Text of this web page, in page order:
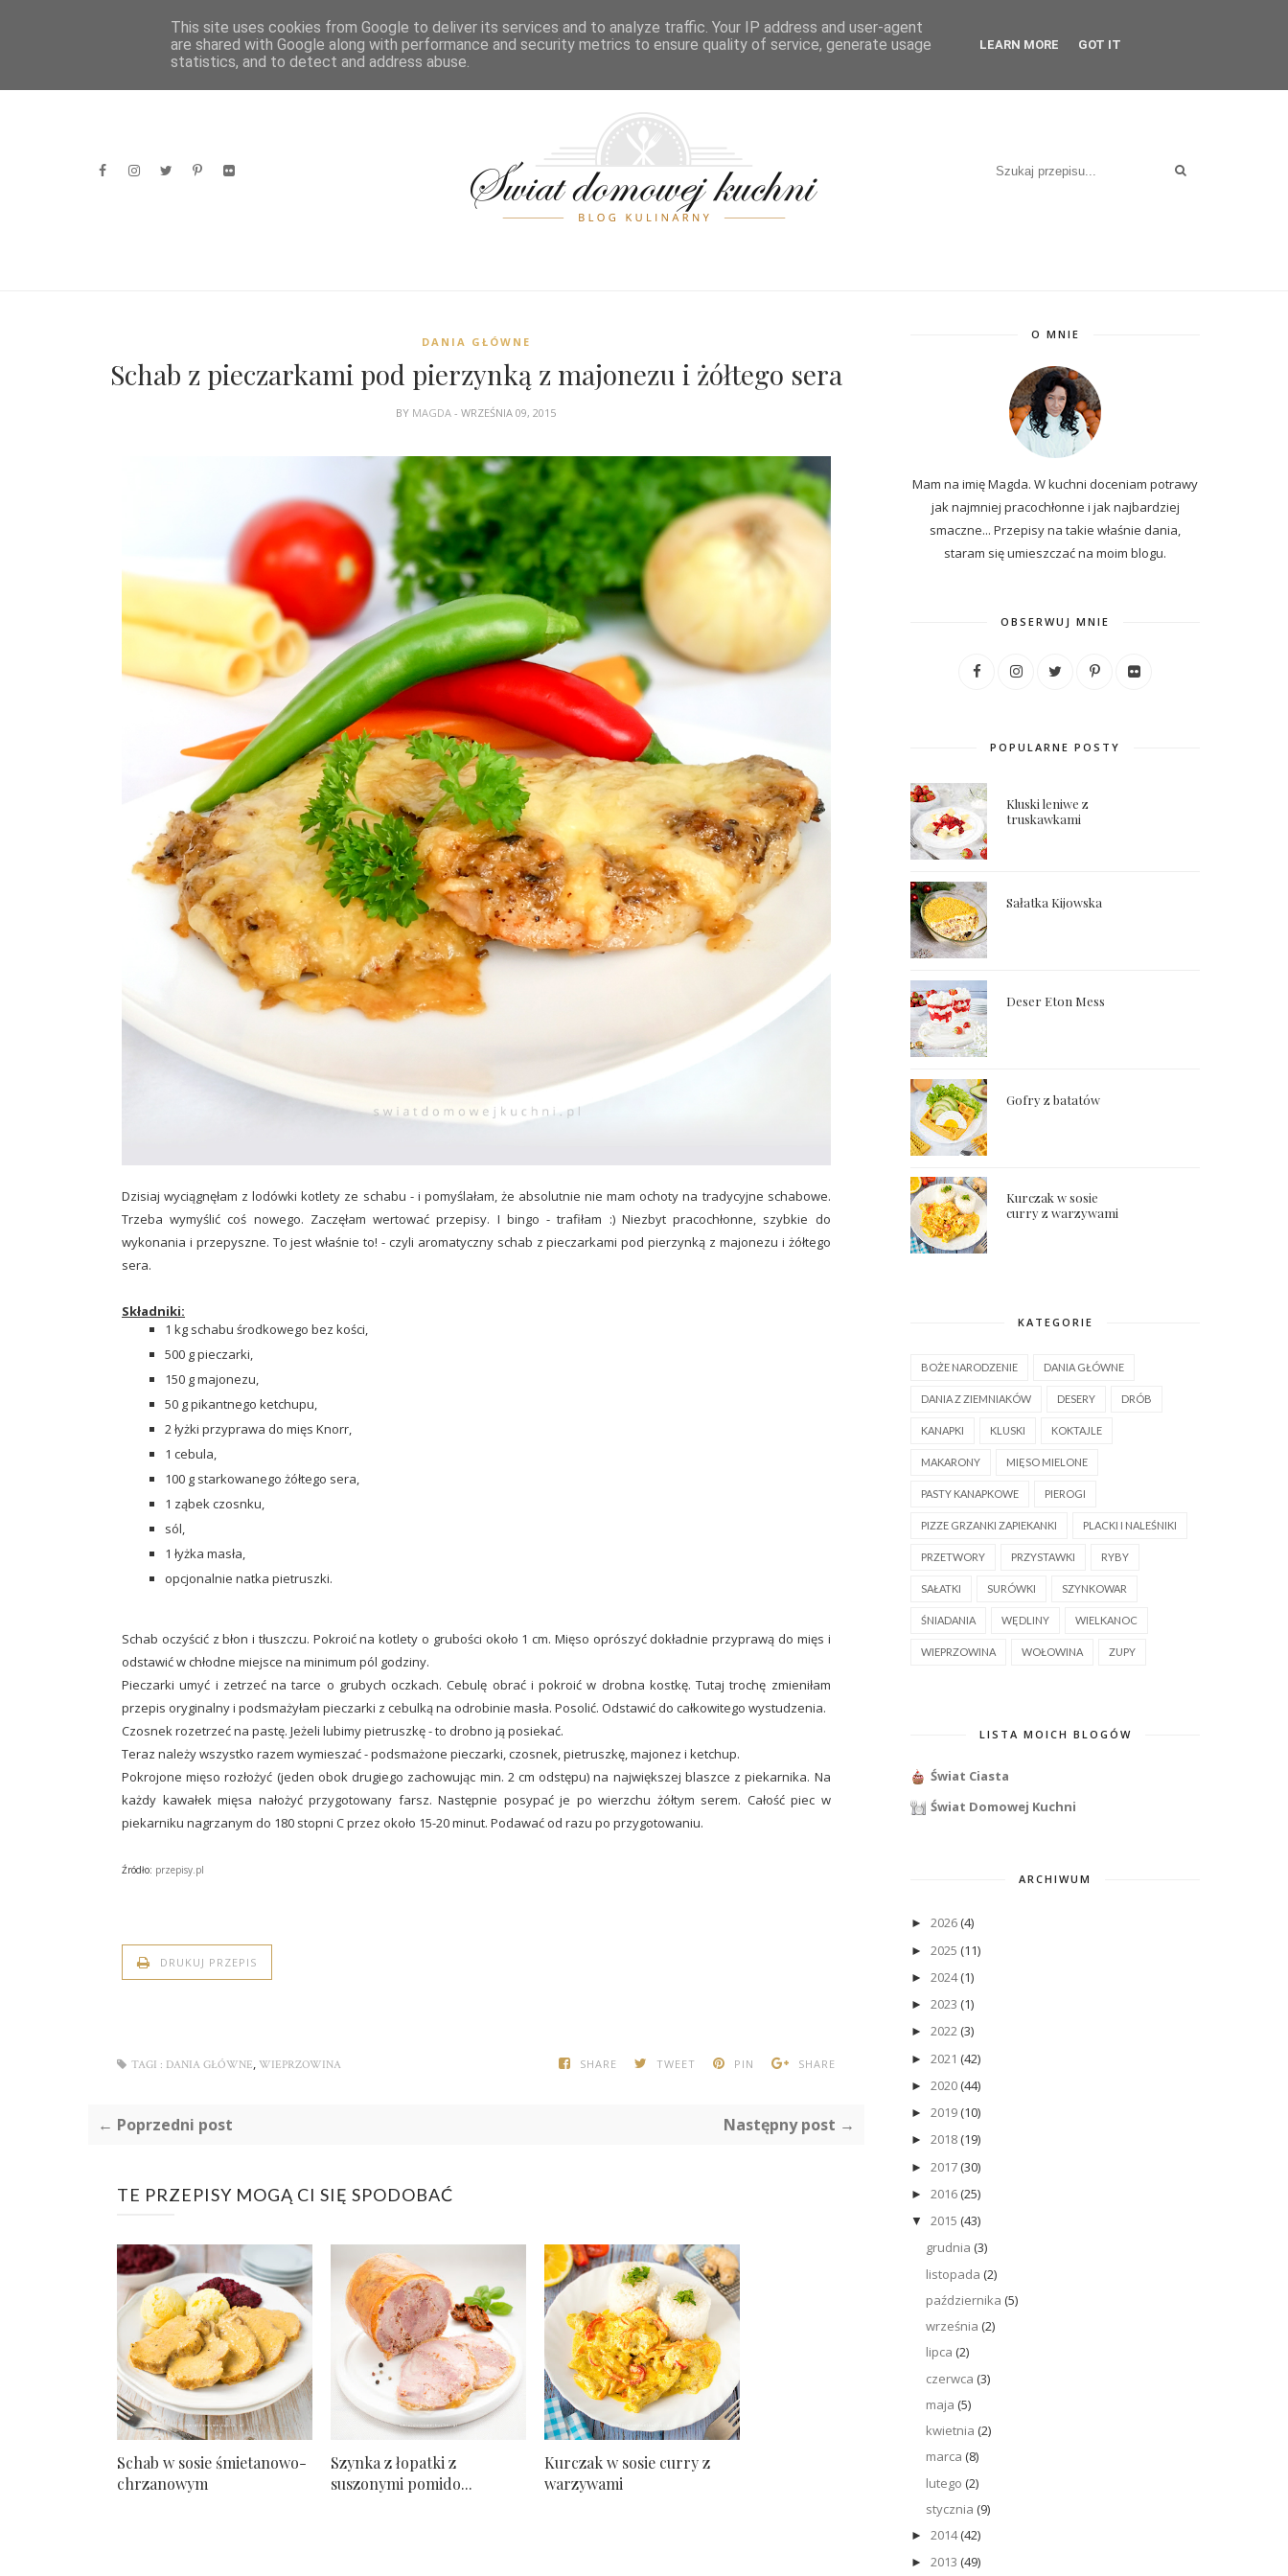
HOME POSIŁKI ŚWIĘTA PRZELICZNIKI SPIS TREŚCI KONTAKT
DANIA GŁÓWNE
Schab z pieczarkami pod pierzynką z majonezu i żółtego sera
BY MAGDA- WRZEŚNIA 09, 2015
Dzisiaj wyciągnęłam z lodówki kotlety ze schabu - i pomyślałam, że absolutnie nie mam ochoty na tradycyjne schabowe.
Trzeba wymyślić coś nowego. Zaczęłam wertować przepisy. I bingo - trafiłam :) Niezbyt pracochłonne, szybkie do
wykonania i przepyszne. To jest właśnie to! - czyli aromatyczny schab z pieczarkami pod pierzynką z majonezu i żółtego
sera.
Składniki:
1 kg schabu środkowego bez kości,
500 g pieczarki,
150 g majonezu,
50 g pikantnego ketchupu,
2 łyżki przyprawa do mięs Knorr,
1 cebula,
100 g starkowanego żółtego sera,
1 ząbek czosnku,
sól,
1 łyżka masła,
opcjonalnie natka pietruszki.
Schab oczyścić z błon i tłuszczu. Pokroić na kotlety o grubości około 1 cm. Mięso oprószyć dokładnie przyprawą do mięs i
odstawić w chłodne miejsce na minimum pól godziny.
Pieczarki umyć i zetrzeć na tarce o grubych oczkach. Cebulę obrać i pokroić w drobna kostkę. Tutaj trochę zmieniłam
przepis oryginalny i podsmażyłam pieczarki z cebulką na odrobinie masła. Posolić. Odstawić do całkowitego wystudzenia.
Czosnek rozetrzeć na pastę. Jeżeli lubimy pietruszkę - to drobno ją posiekać.
Teraz należy wszystko razem wymieszać - podsmażone pieczarki, czosnek, pietruszkę, majonez i ketchup.
Pokrojone mięso rozłożyć (jeden obok drugiego zachowując min. 2 cm odstępu) na największej blaszce z piekarnika. Na
każdy kawałek mięsa nałożyć przygotowany farsz. Następnie posypać je po wierzchu żółtym serem. Całość piec w
piekarniku nagrzanym do 180 stopni C przez około 15-20 minut. Podawać od razu po przygotowaniu.
Źródło: przepisy.pl
DRUKUJ PRZEPIS
SHARE TWEET PIN SHARE
TAGI : DANIA GŁÓWNE, WIEPRZOWINA
← Poprzedni post Następny post →
TE PRZEPISY MOGĄ CI SIĘ SPODOBAĆ
Schab w sosie śmietanowo-
chrzanowym
Szynka z łopatki z
suszonymi pomido...
Kurczak w sosie curry z
warzywami
O MNIE
Mam na imię Magda. W kuchni doceniam potrawy
jak najmniej pracochłonne i jak najbardziej
smaczne... Przepisynatakie właśnie dania,
staram się umieszczać na moim blogu.
OBSERWUJ MNIE
POPULARNE POSTY
Kluski leniwe z
truskawkami
Sałatka Kijowska
Deser Eton Mess
Gofry z batatów
Kurczak w sosie
curry z warzywami
KATEGORIE
BOŻE NARODZENIE DANIA GŁÓWNE
DANIA Z ZIEMNIAKÓW DESERY DRÓB
KANAPKI KLUSKI KOKTAJLE
MAKARONY MIĘSO MIELONE
PASTY KANAPKOWE PIEROGI
PIZZE GRZANKI ZAPIEKANKI PLACKI I NALEŚNIKI
PRZETWORY PRZYSTAWKI RYBY
SAŁATKI SURÓWKI SZYNKOWAR
ŚNIADANIA WĘDLINY WIELKANOC
WIEPRZOWINA WOŁOWINA ZUPY
LISTA MOICH BLOGÓW
Świat Ciasta
Świat Domowej Kuchni
ARCHIWUM
►2026 (4)
►2025 (11)
►2024(1)
►2023 (1)
►2022 (3)
►2021 (42)
►2020 (44)
►2019 (10)
►2018 (19)
►2017 (30)
►2016 (25)
▼ 2015 (43)
grudnia (3)
listopada (2)
października (5)
września (2)
lipca (2)
czerwca (3)
maja (5)
kwietnia (2)
marca (8)
lutego (2)
stycznia (9)
►2014(42)
►2013 (49)
This site uses cookies from Google to deliver its services and to analyze traffic. Your IP address and user-agent
are shared with Google along with performance and security metrics to ensure quality of service, generate usage
statistics, and to detect and address abuse.
LEARN MORE GOT IT